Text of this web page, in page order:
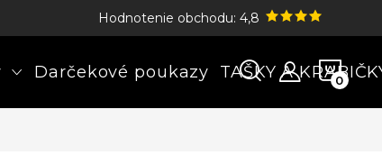
Hodnotenie obchodu: 4,8
Darčekové poukazy TAŠKY A